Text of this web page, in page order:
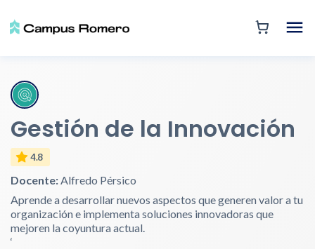
Gestión de la Innovación
4.8
Docente:Alfredo Pérsico
Aprende a desarrollar nuevos aspectos que generen valor a tu
organización e implementa soluciones innovadoras que
mejoren la coyuntura actual.
‘